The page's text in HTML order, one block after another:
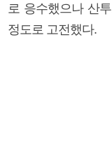
로 응수했으나 산
정도로 고전했다.